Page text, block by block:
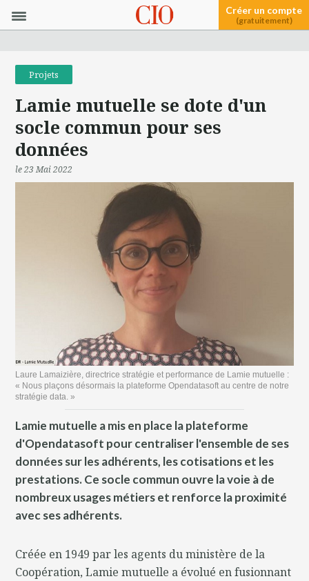
Créer un compte
(gratuitement)
Projets
Lamie mutuelle se dote d'un
socle commun pour ses
données
le 23 Mai 2022
Laure Lamaizière, directrice stratégie et performance de Lamie mutuelle :
« Nous plaçons désormais la plateforme Opendatasoft au centre de notre
stratégie data. »
Lamie mutuelle a mis en place la plateforme
d'Opendatasoft pour centraliser l'ensemble de ses
données sur les adhérents, les cotisations et les
prestations. Ce socle commun ouvre la voie à de
nombreux usages métiers et renforce la proximité
avec ses adhérents.
Créée en 1949 par les agents du ministère de la
Coopération, Lamie mutuelle a évolué en fusionnant